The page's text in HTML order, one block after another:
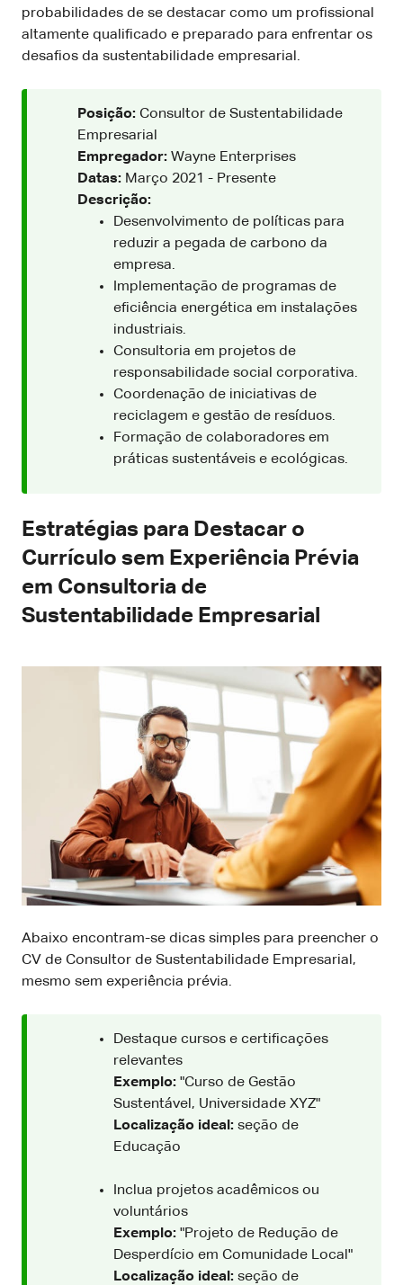
probabilidades de se destacar como um profissional
altamente qualificado e preparado para enfrentar os
desafios da sustentabilidade empresarial.
Posição: Consultor de Sustentabilidade
Empresarial
Empregador: Wayne Enterprises
Datas: Março 2021 - Presente
Descrição:
Desenvolvimento de políticas para
reduzir a pegada de carbono da
empresa.
Implementação de programas de
eficiência energética em instalações
industriais.
Consultoria em projetos de
responsabilidade social corporativa.
Coordenação de iniciativas de
reciclagem e gestão de resíduos.
Formação de colaboradores em
práticas sustentáveis e ecológicas.
Estratégias para Destacar o
Currículo sem Experiência Prévia
em Consultoria de
Sustentabilidade Empresarial
Abaixo encontram-se dicas simples para preencher o
CV de Consultor de Sustentabilidade Empresarial,
mesmo sem experiência prévia.
Destaque cursos e certificações
relevantes
Exemplo: "Curso de Gestão
Sustentável, Universidade XYZ"
Localização ideal: seção de
Educação
Inclua projetos acadêmicos ou
voluntários
Exemplo: "Projeto de Redução de
Desperdício em Comunidade Local"
Localização ideal: seção de